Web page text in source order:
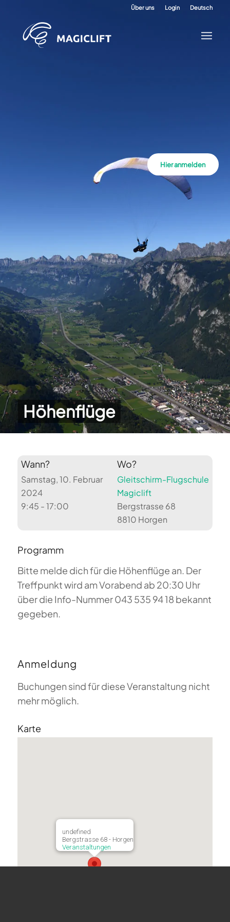
Über uns Login Deutsch
Höhenflüge
Hier anmelden
Wann?
Samstag, 10. Februar
2024
9:45 - 17:00
Wo?
Gleitschirm-Flugschule
Magiclift
Bergstrasse 68
8810 Horgen
Programm
Bitte melde dich für die Höhenflüge an. Der
Treffpunkt wird am Vorabend ab 20:30 Uhr
über die Info-Nummer 043 535 94 18 bekannt
gegeben.
Anmeldung
Buchungen sind für diese Veranstaltung nicht
mehr möglich.
Karte
undefined
Bergstrasse 68 - Horgen
Veranstaltungen